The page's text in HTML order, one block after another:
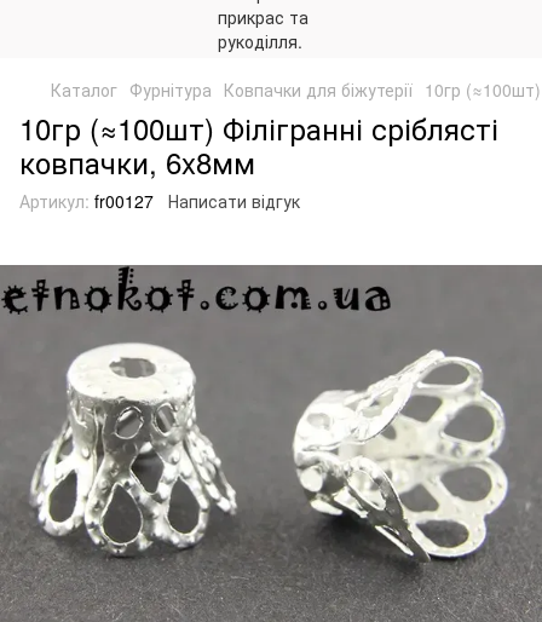
Каталог Фурнітура Ковпачки для біжутерії 10гр (≈100шт)
10гр (≈100шт) Філігранні сріблясті
ковпачки, 6x8мм
Артикул: fr00127 Написати відгук